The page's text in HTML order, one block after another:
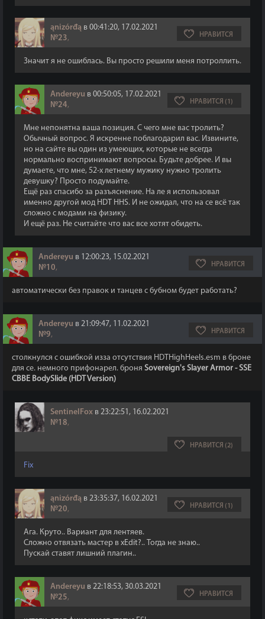
ąnizórđą в 00:41:20, 17.02.2021
№23, НРАВИТСЯ
Значит я не ошиблась. Вы просто решили меня потроллить.
Andereyu в 00:50:05, 17.02.2021
№24, НРАВИТСЯ (1)
Мне непонятна ваша позиция. С чего мне вас тролить?
Обычный вопрос. Я искренне поблагодарил вас. Извините,
но на сайте вы один из умеющих, которые не всегда
нормально воспринимают вопросы. Будьте добрее. И вы
думаете, что мне, 52-х летнему мужику нужно тролить
девушку? Просто подумайте.
Ещё раз спасибо за разъяснение. На ле я использовал
именно другой мод HDT HHS. И не ожидал, что на се всё так
сложно с модами на физику.
И ещё раз. Не считайте что вас все хотят обидеть.
Andereyu в 12:00:23, 15.02.2021
№10, НРАВИТСЯ
автоматически без правок и танцев с бубном будет работать?
Andereyu в 21:09:47, 11.02.2021
№9, НРАВИТСЯ
столкнулся с ошибкой изза отсутствия HDTHighHeels.esm в броне
для се. немного прифонарел. броня Sovereign's Slayer Armor - SSE
CBBE BodySlide (HDT Version)
SentinelFox в 23:22:51, 16.02.2021
№18,
НРАВИТСЯ (2)
Fix
ąnizórđą в 23:35:37, 16.02.2021
№20, НРАВИТСЯ (1)
Ага. Круто.. Вариант для лентяев.
Сложно отвязать мастер в xEdit?.. Тогда не знаю..
Пускай ставят лишний плагин..
Andereyu в 22:18:53, 30.03.2021
№25, НРАВИТСЯ